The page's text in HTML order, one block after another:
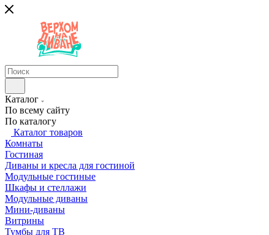
Каталог
По всему сайту
По каталогу
Каталог товаров
Комнаты
Гостиная
Диваны и кресла для гостиной
Модульные гостиные
Шкафы и стеллажи
Модульные диваны
Мини-диваны
Витрины
Тумбы для ТВ